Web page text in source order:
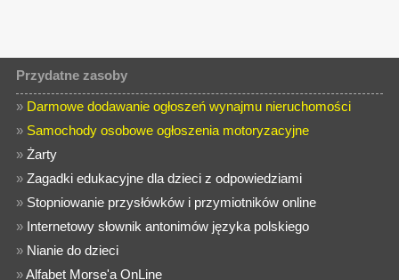
Przydatne zasoby
» Darmowe dodawanie ogłoszeń wynajmu nieruchomości
» Samochody osobowe ogłoszenia motoryzacyjne
»Żarty
»Zagadki edukacyjne dla dzieci z odpowiedziami
» Stopniowanie przysłówków i przymiotników online
» Internetowy słownik antonimów języka polskiego
» Nianie do dzieci
»Alfabet Morse'a OnLine